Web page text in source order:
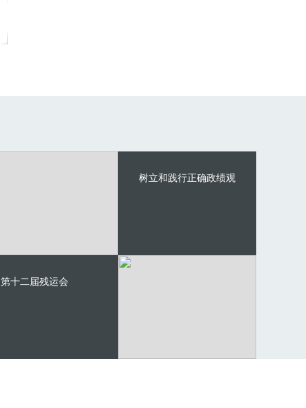
树立和践行正确政绩观
第十二届残运会